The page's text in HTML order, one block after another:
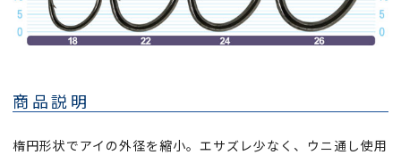
商品説明
楕円形状でアイの外径を縮小。エサズレ少なく、ウニ通し使用